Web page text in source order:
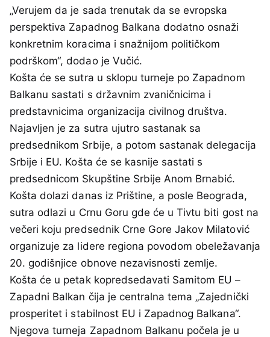
„Verujem da je sada trenutak da se evropska
perspektiva Zapadnog Balkana dodatno osnaži
konkretnim koracima i snažnijom političkom
podrškom“, dodao je Vučić.
Košta će se sutra u sklopu turneje po Zapadnom
Balkanu sastati s državnim zvaničnicima i
predstavnicima organizacija civilnog društva.
Najavljen je za sutra ujutro sastanak sa
predsednikom Srbije, a potom sastanak delegacija
Srbije i EU. Košta će se kasnije sastati s
predsednicom Skupštine Srbije Anom Brnabić.
Košta dolazi danas iz Prištine, a posle Beograda,
sutra odlazi u Crnu Goru gde će u Tivtu biti gost na
večeri koju predsednik Crne Gore Jakov Milatović
organizuje za lidere regiona povodom obeležavanja
20. godišnjice obnove nezavisnosti zemlje.
Košta će u petak kopredsedavati Samitom EU –
Zapadni Balkan čija je centralna tema „Zajednički
prosperitet i stabilnost EU i Zapadnog Balkana“.
Njegova turneja Zapadnom Balkanu počela je u